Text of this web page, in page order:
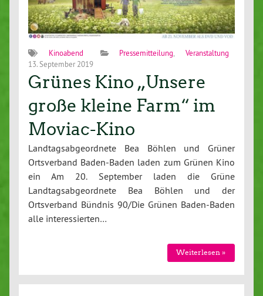
Kinoabend Pressemitteilung
Veranstaltung
13. September 2019
Grünes Kino „Unsere
große kleine Farm“ im
Moviac-Kino
Landtagsabgeordnete Bea Böhlen und Grüner
Ortsverband Baden-Baden laden zum Grünen Kino
ein Am 20. September laden die Grüne
Landtagsabgeordnete Bea Böhlen und der
Ortsverband Bündnis 90/Die Grünen Baden-Baden
alle interessierten…
Weiterlesen »